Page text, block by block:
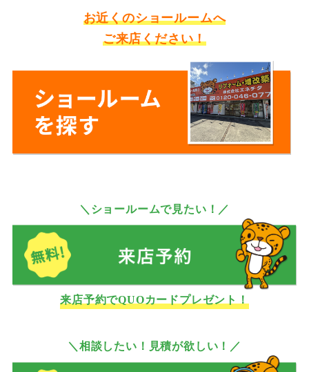
お近くのショールームへ
ご来店ください！
＼ショールームで見たい！／
来店予約でQUOカードプレゼント！
＼相談したい！見積が欲しい！／